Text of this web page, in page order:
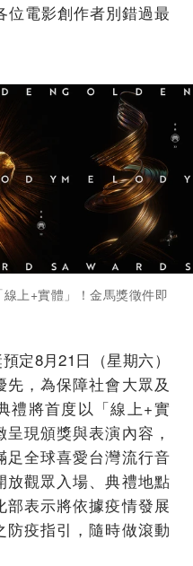
位電影創作者別錯過最
上+實體」！金馬獎徵件即
定8月21日（星期六）
，為保障社會大眾及
禮將首度以「線上+實
現頒獎與表演內容，
足全球喜愛台灣流行音
放觀眾入場、典禮地點
部表示將依據疫情發展
防疫指引，隨時做滾動